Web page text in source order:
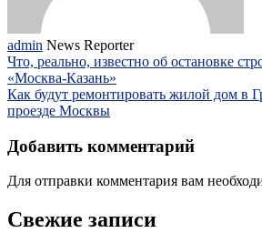
admin News Reporter
Что, реально, известно об остановке
«Москва-Казань»
Как будут ремонтировать жилой дом в
проезде Москвы
Добавить комментарий
Для отправки комментария вам
Свежие записи